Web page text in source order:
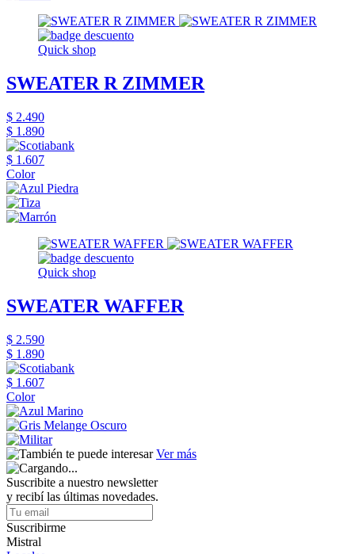
Quick shop
SWEATER R ZIMMER
$ 2.490
$ 1.890
$ 1.607
Color
Quick shop
SWEATER WAFFER
$ 2.590
$ 1.890
$ 1.607
Color
Ver más
Suscribite a nuestro newsletter
y recibí las últimas novedades.
Suscribirme
Mistral